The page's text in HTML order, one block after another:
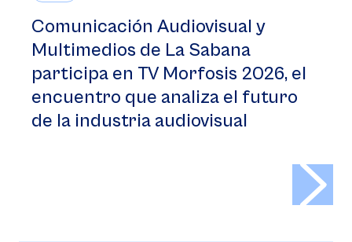
Comunicación Audiovisual y
Multimedios de La Sabana
participa en TV Morfosis 2026, el
encuentro que analiza el futuro
de la industria audiovisual